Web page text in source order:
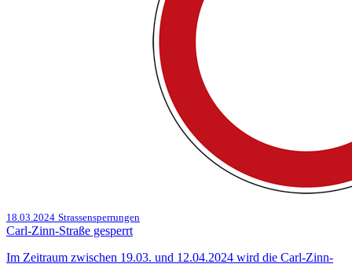
18.03.2024 Strassensperrungen
Carl-Zinn-Straße gesperrt
Im Zeitraum zwischen 19.03. und 12.04.2024 wird die Carl-Zinn-